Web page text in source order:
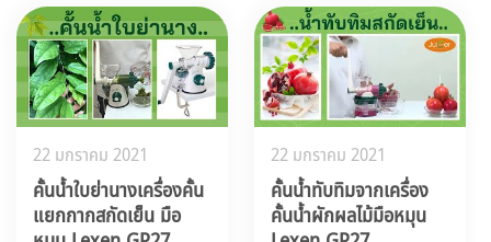
22 มกราคม 2021
คั้นน้ำใบย่านางเครื่องคั้น
แยกกากสกัดเย็น มือ
22 มกราคม 2021
คั้นน้ำทับทิมจากเครื่อง
คั้นน้ำผักผลไม้มือหมุน